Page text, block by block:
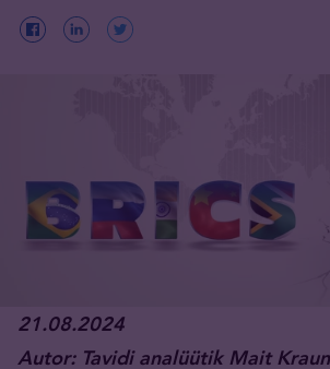
21.08.2024
Autor: Tavidi analüütik Mait Kraun